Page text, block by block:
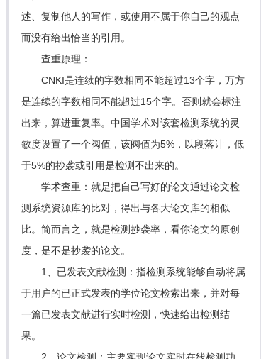
述、复制他人的写作，或使用不属于你自己的观点
而没有给出恰当的引用。
查重原理：
CNKI是连续的字数相同不能超过13个字，万方
是连续的字数相同不能超过15个字。否则就会标注
出来，算进重复率。中国学术对该套检测系统的灵
敏度设置了一个阀值，该阀值为5%，以段落计，低
于5%的抄袭或引用是检测不出来的。
学术查重：就是把自己写好的论文通过论文检
测系统资源库的比对，得出与各大论文库的相似
比。简而言之，就是检测抄袭率，看你论文的原创
度，是不是抄袭的论文。
1、已发表文献检测：指检测系统能够自动将属
于用户的已正式发表的学位论文检索出来，并对每
一篇已发表文献进行实时检测，快速给出检测结
果。
2、论文检测：主要实现论文实时在线检测功